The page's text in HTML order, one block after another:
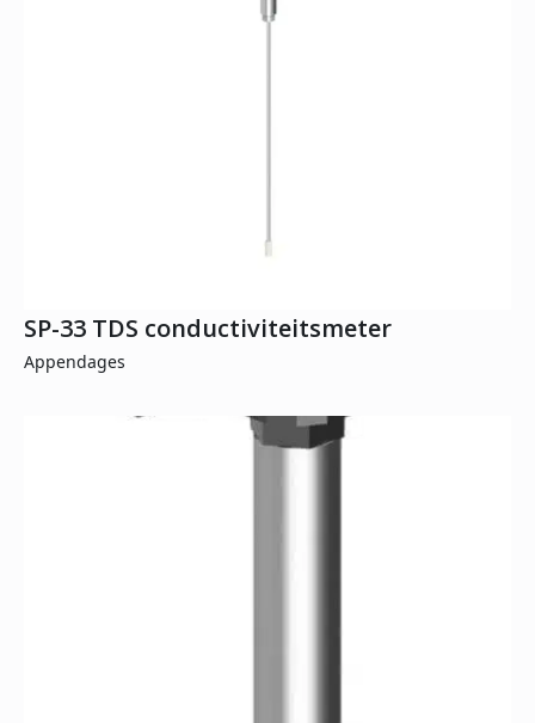
SP-33 TDS conductiviteitsmeter
Appendages